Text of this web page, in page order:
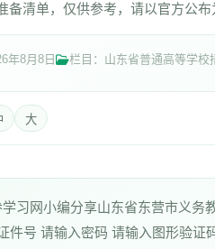
备清单，仅供参考，请以官方公布
年8月8日 栏目：山东省普通高等学校
大
学习网小编分享山东省东营市义务
件号 请输入密码 请输入图形验